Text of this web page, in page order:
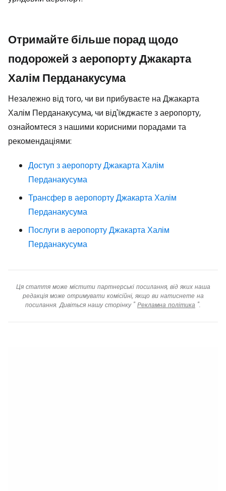
Отримайте більше порад щодо
подорожей з аеропорту Джакарта
Халім Перданакусума
Незалежно від того, чи ви прибуваєте на Джакарта
Халім Перданакусума, чи від'їжджаєте з аеропорту,
ознайомтеся з нашими корисними порадами та
рекомендаціями:
Доступ з аеропорту Джакарта Халім
Перданакусума
Трансфер в аеропорту Джакарта Халім
Перданакусума
Послуги в аеропорту Джакарта Халім
Перданакусума
Ця стаття може містити партнерські посилання, від яких наша
редакція може отримувати комісійні, якщо ви натиснете на
посилання. Дивіться нашу сторінку " Рекламна політика ".